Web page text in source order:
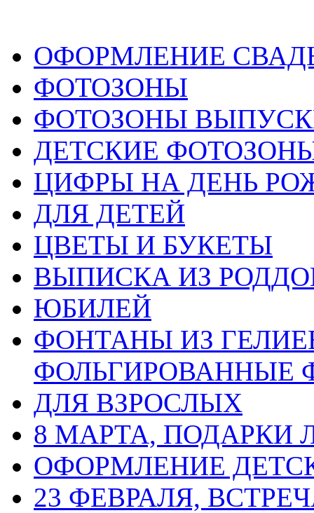
ОФОРМЛЕНИЕ
ФОТОЗОНЫ
ФОТОЗОНЫ
ДЕТСКИЕ
ЦИФРЫ НА ДЕНЬ
ДЛЯ ДЕТЕЙ
ЦВЕТЫ И БУКЕТЫ
ВЫПИСКА ИЗ
ЮБИЛЕЙ
ФОНТАНЫ ИЗ
ФОЛЬГИРОВАННЫЕ
ДЛЯ ВЗРОСЛЫХ
8 МАРТА,
ОФОРМЛЕНИЕ
23 ФЕВРАЛЯ,